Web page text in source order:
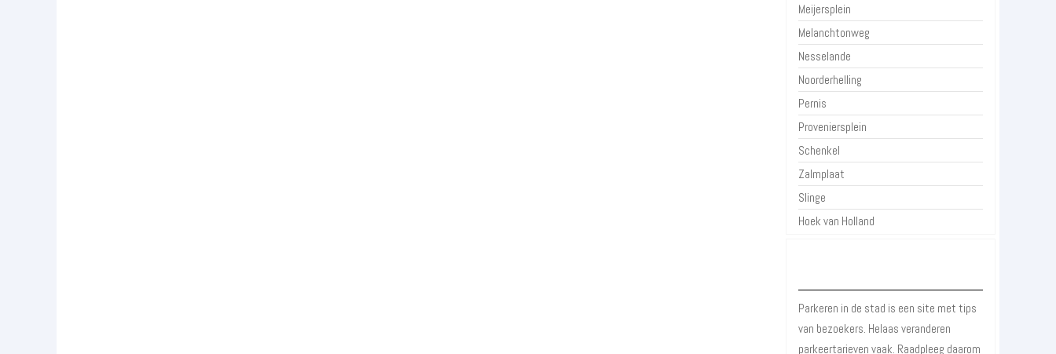
Meijersplein
Melanchtonweg
Nesselande
Noorderhelling
Pernis
Proveniersplein
Schenkel
Zalmplaat
Slinge
Hoek van Holland
Parkeren in de stad is een site met tips
van bezoekers. Helaas veranderen
parkeertarieven vaak. Raadpleeg daarom